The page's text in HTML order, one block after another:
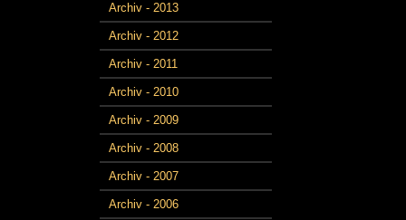
Archiv - 2013
Archiv - 2012
Archiv - 2011
Archiv - 2010
Archiv - 2009
Archiv - 2008
Archiv - 2007
Archiv - 2006